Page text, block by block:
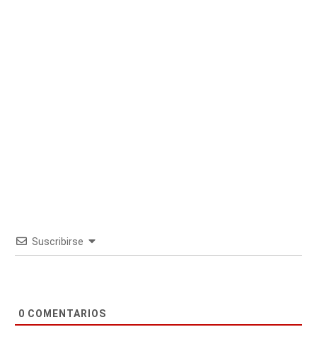
Suscribirse
0 COMENTARIOS